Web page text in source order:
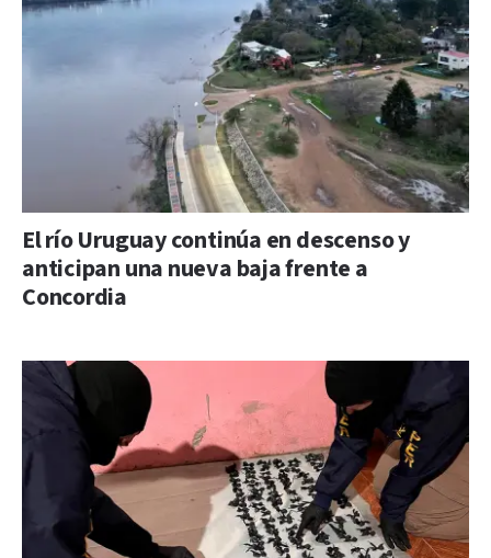
El río Uruguay continúa en descenso y
anticipan una nueva baja frente a
Concordia